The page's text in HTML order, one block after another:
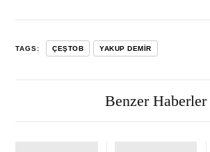
TAGS: ÇEŞTOB YAKUP DEMIR
Benzer Haberler